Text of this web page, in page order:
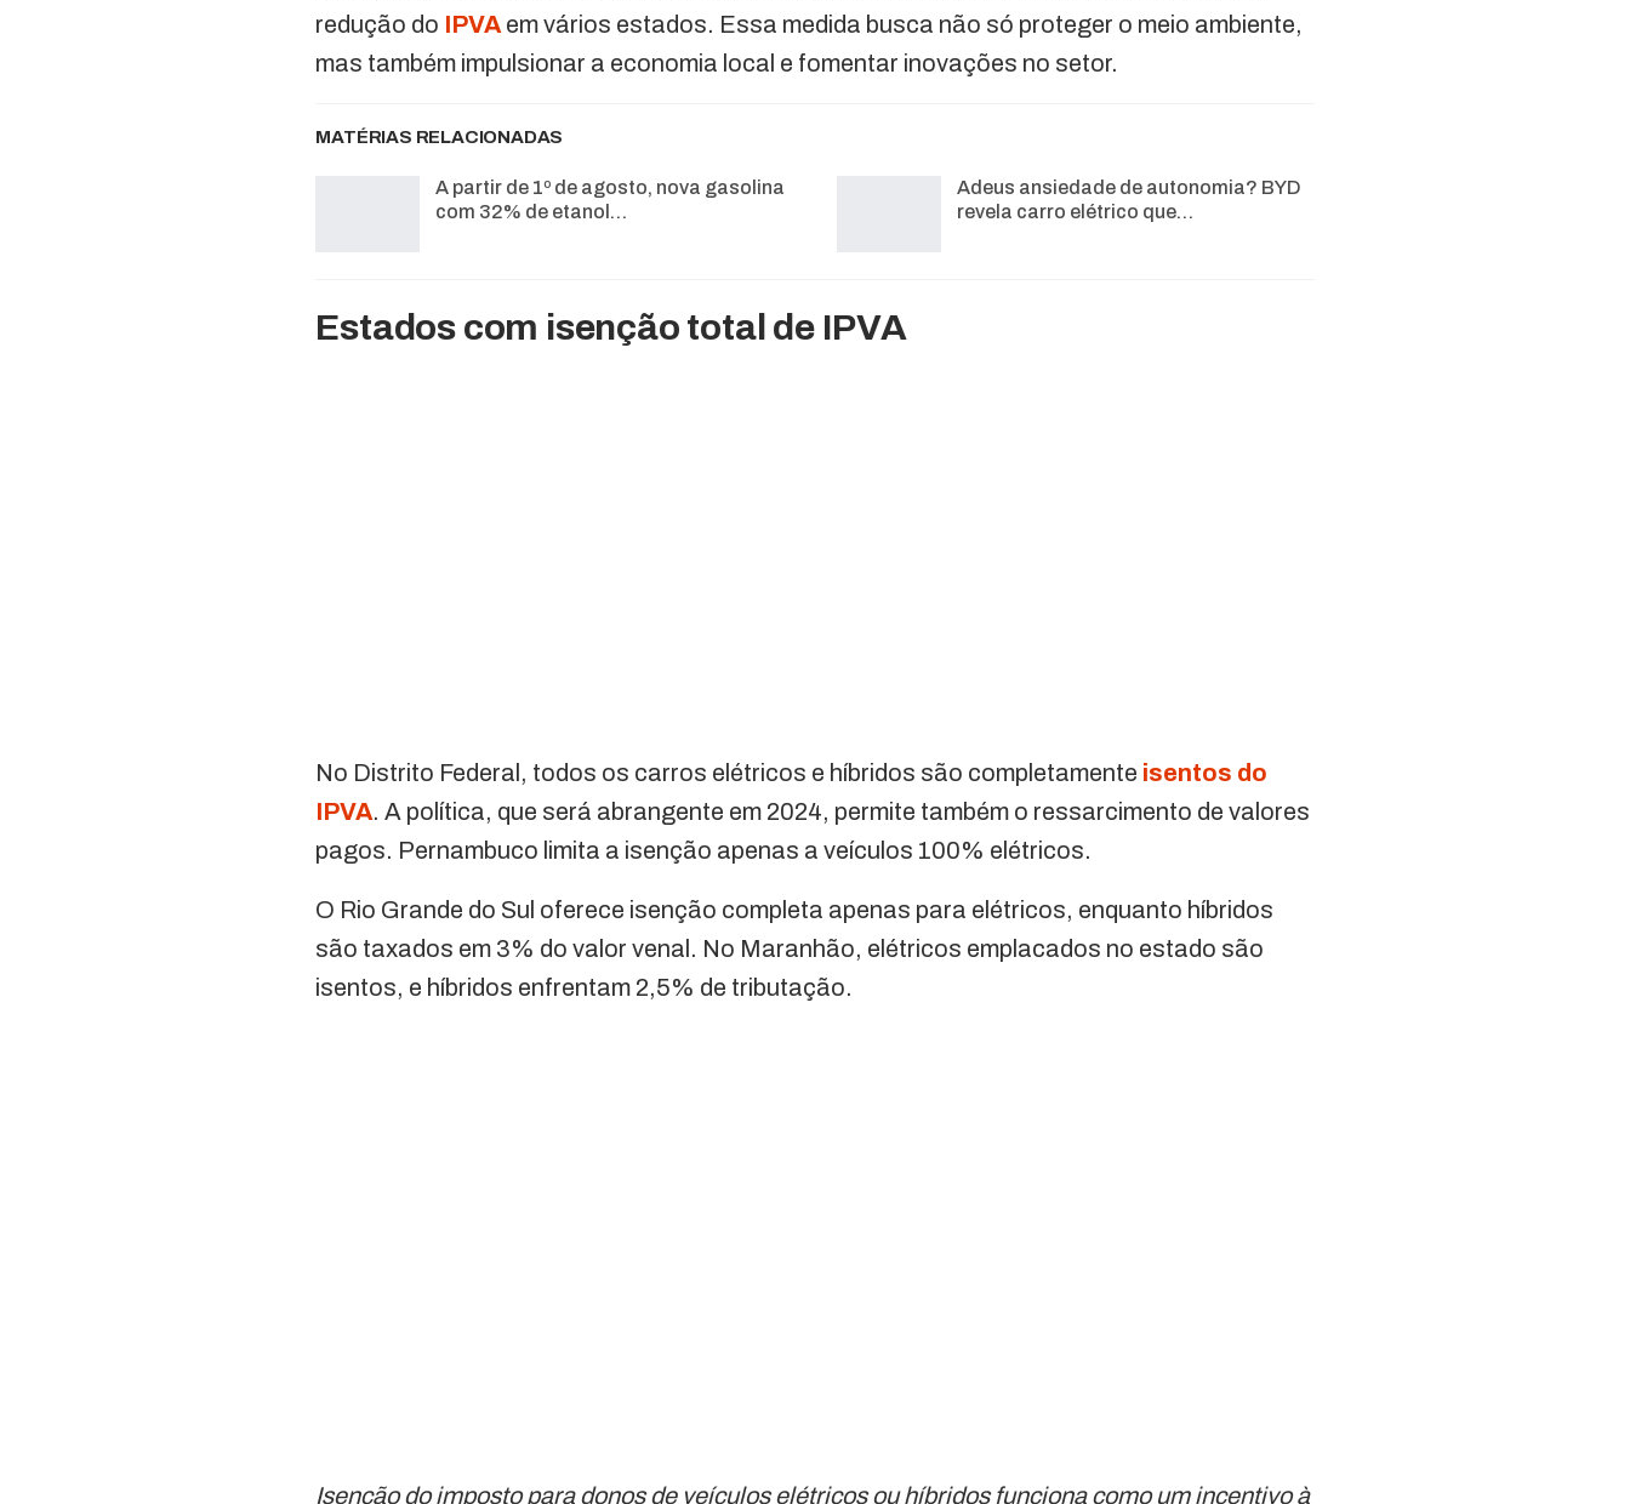
redução do IPVA em vários estados. Essa medida busca não só proteger o meio ambiente,
mas também impulsionar a economia local e fomentar inovações no setor.
MATÉRIAS RELACIONADAS
A partir de 1º de agosto, nova gasolina
com 32% de etanol…
Adeus ansiedade de autonomia? BYD
revela carro elétrico que…
Estados com isenção total de IPVA
No Distrito Federal, todos os carros elétricos e híbridos são completamente isentos do
IPVA. A política, que será abrangente em 2024, permite também o ressarcimento de valores
pagos. Pernambuco limita a isenção apenas a veículos 100% elétricos.
O Rio Grande do Sul oferece isenção completa apenas para elétricos, enquanto híbridos
são taxados em 3% do valor venal. No Maranhão, elétricos emplacados no estado são
isentos, e híbridos enfrentam 2,5% de tributação.
Isenção do imposto para donos de veículos elétricos ou híbridos funciona como um incentivo à